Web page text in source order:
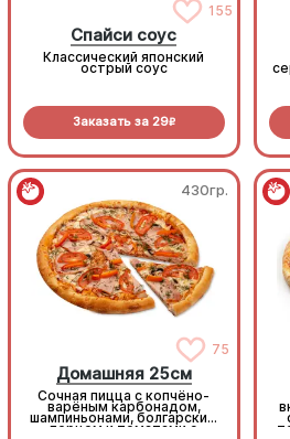
155
Спайси соус
Классический японский
острый соус
Заказать за 29R
430гр.
75
Домашняя 25см
Сочная пицца с копчёно-
варёным карбонадом,
шампиньонами, болгарским
перцем и томатами с